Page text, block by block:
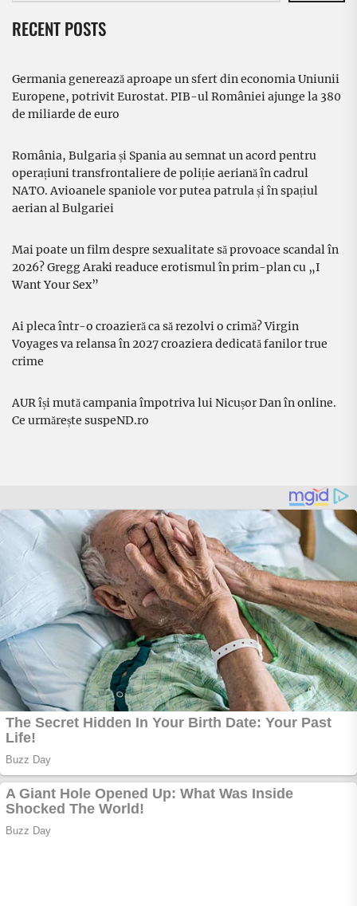
RECENT POSTS
Germania generează aproape un sfert din economia Uniunii
Europene, potrivit Eurostat. PIB-ul României ajunge la 380
de miliarde de euro
România, Bulgaria și Spania au semnat un acord pentru
operațiuni transfrontaliere de poliție aeriană în cadrul
NATO. Avioanele spaniole vor putea patrula și în spațiul
aerian al Bulgariei
Mai poate un film despre sexualitate să provoace scandal în
2026? Gregg Araki readuce erotismul în prim-plan cu „I
Want Your Sex”
Ai pleca într-o croazieră ca să rezolvi o crimă? Virgin
Voyages va relansa în 2027 croaziera dedicată fanilor true
crime
AUR își mută campania împotriva lui Nicușor Dan în online.
Ce urmărește suspeND.ro